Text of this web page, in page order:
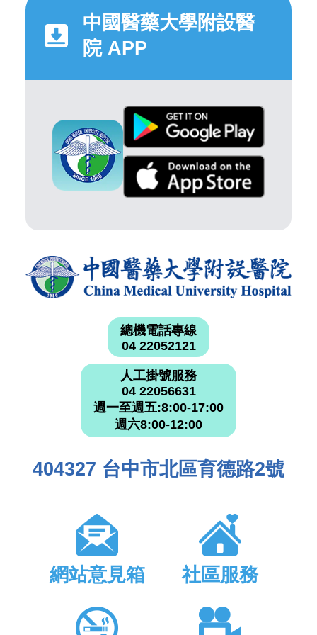
中國醫藥大學附設醫
院 APP
總機電話專線
04 22052121
人工掛號服務
04 22056631
週一至週五:8:00-17:00
週六8:00-12:00
404327 台中市北區育德路2號
網站意見箱 社區服務